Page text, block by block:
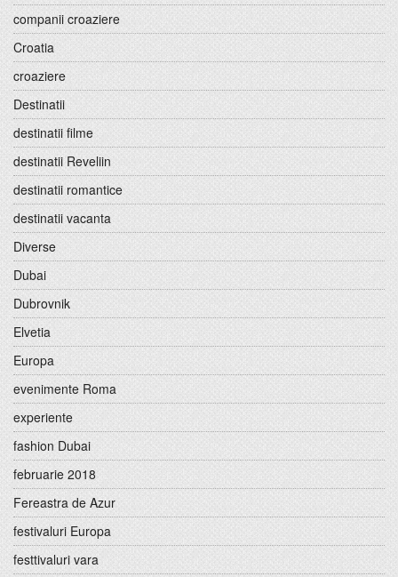
companii croaziere
Croatia
croaziere
Destinatii
destinatii filme
destinatii Reveliin
destinatii romantice
destinatii vacanta
Diverse
Dubai
Dubrovnik
Elvetia
Europa
evenimente Roma
experiente
fashion Dubai
februarie 2018
Fereastra de Azur
festivaluri Europa
festtivaluri vara